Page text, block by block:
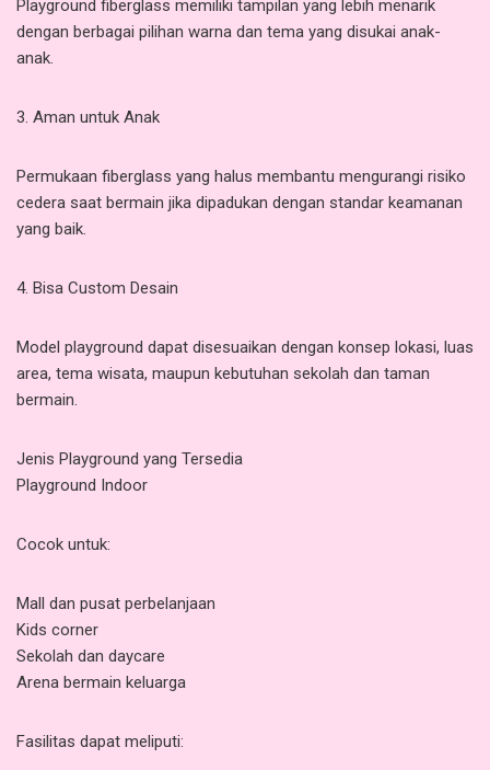
Playground fiberglass memiliki tampilan yang lebih menarik
dengan berbagai pilihan warna dan tema yang disukai anak-
anak.
3. Aman untuk Anak
Permukaan fiberglass yang halus membantu mengurangi risiko
cedera saat bermain jika dipadukan dengan standar keamanan
yang baik.
4. Bisa Custom Desain
Model playground dapat disesuaikan dengan konsep lokasi, luas
area, tema wisata, maupun kebutuhan sekolah dan taman
bermain.
Jenis Playground yang Tersedia
Playground Indoor
Cocok untuk:
Mall dan pusat perbelanjaan
Kids corner
Sekolah dan daycare
Arena bermain keluarga
Fasilitas dapat meliputi: